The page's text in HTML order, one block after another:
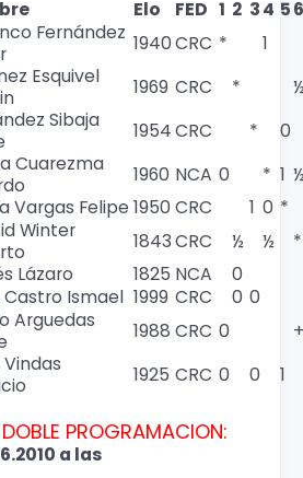
Elo FED 1 2 34 56
Fernández 1940CRC *
1
Esquivel
1969 CRC *
Sibaja
1954CRC *
0
Cuarezma
1960 NCA 0 * 1
Vargas Felipe 1950 CRC 1 0 *
Winter
1843CRC ½ ½
*
Lázaro 1825 NCA
0
Castro Ismael 1999 CRC 0 0
Arguedas
1988 CRC 0
+
Vindas
1925 CRC 0 0 1
PROGRAMACION:
a las